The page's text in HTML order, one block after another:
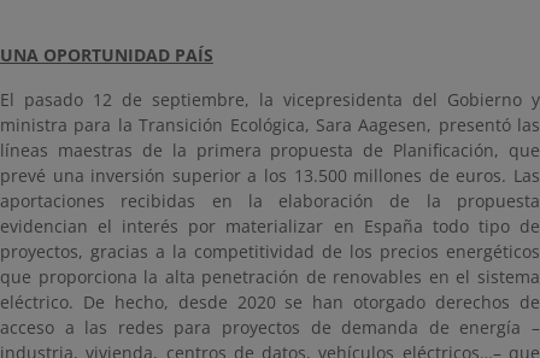
UNA OPORTUNIDAD PAÍS
El pasado 12 de septiembre, la vicepresidenta del Gobierno y
ministra para la Transición Ecológica, Sara Aagesen, presentó las
líneas maestras de la primera propuesta de Planificación, que
prevé una inversión superior a los 13.500 millones de euros. Las
aportaciones recibidas en la elaboración de la propuesta
evidencian el interés por materializar en España todo tipo de
proyectos, gracias a la competitividad de los precios energéticos
que proporciona la alta penetración de renovables en el sistema
eléctrico. De hecho, desde 2020 se han otorgado derechos de
acceso a las redes para proyectos de demanda de energía –
industria, vivienda, centros de datos, vehículos eléctricos…– que